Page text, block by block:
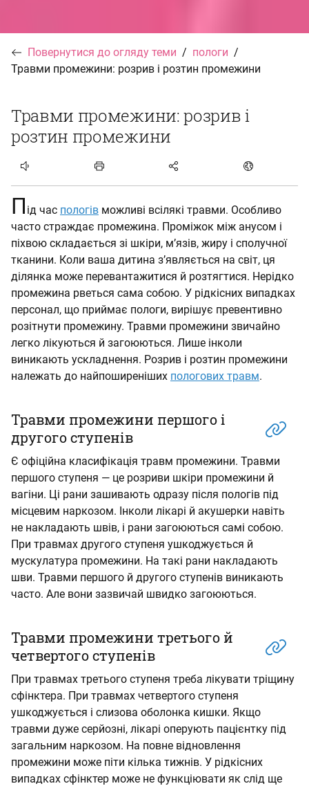
Повернутися до огляду теми
пологи
Травми промежини: розрив і розтин промежини
Травми промежини: розрив і
розтин промежини
прослухати
П ід час пологів можливі всілякі травми. Особливо
часто страждає промежина. Проміжок між анусом і
піхвою складається зі шкіри, м’язів, жиру і сполучної
тканини. Коли ваша дитина з’являється на світ, ця
ділянка може перевантажитися й розтягтися. Нерідко
промежина рветься сама собою. У рідкісних випадках
персонал, що приймає пологи, вирішує превентивно
розітнути промежину. Травми промежини звичайно
легко лікуються й загоюються. Лише інколи
виникають ускладнення. Розрив і розтин промежини
належать до найпоширеніших пологових травм.
Травми промежини першого і
другого ступенів
Є офіційна класифікація травм промежини. Травми
першого ступеня — це розриви шкіри промежини й
вагіни. Ці рани зашивають одразу після пологів під
місцевим наркозом. Інколи лікарі й акушерки навіть
не накладають швів, і рани загоюються самі собою.
При травмах другого ступеня ушкоджується й
мускулатура промежини. На такі рани накладають
шви. Травми першого й другого ступенів виникають
часто. Але вони зазвичай швидко загоюються.
Травми промежини третього й
четвертого ступенів
При травмах третього ступеня треба лікувати тріщину
сфінктера. При травмах четвертого ступеня
ушкоджується і слизова оболонка кишки. Якщо
травми дуже серйозні, лікарі оперують пацієнтку під
загальним наркозом. На повне відновлення
промежини може піти кілька тижнів. У рідкісних
випадках сфінктер може не функціювати як слід ще